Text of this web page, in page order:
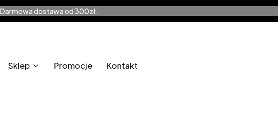
Darmowa dostawa od 300zł.
Sklep Promocje Kontakt